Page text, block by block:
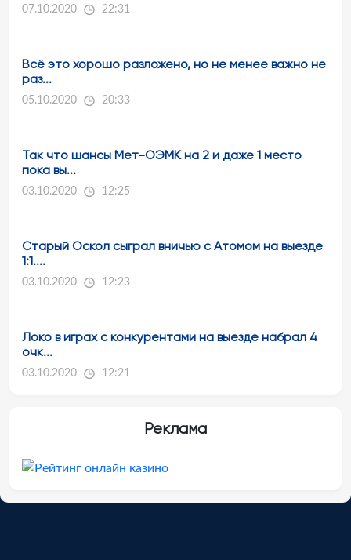
07.10.2020 22:31
Всё это хорошо разложено, но не менее важно не
раз...
05.10.2020 20:33
Так что шансы Мет-ОЭМК на 2 и даже 1 место
пока вы...
03.10.2020 12:25
Старый Оскол сыграл вничью с Атомом на выезде
1:1....
03.10.2020 12:23
Локо в играх с конкурентами на выезде набрал 4
очк...
03.10.2020 12:21
Реклама